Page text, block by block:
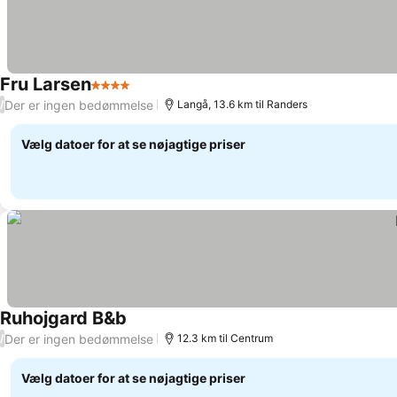
Fru Larsen4 Stjerner
/Der er ingen bedømmelse Langå, 13.6 km til Randers
Vælg datoer for at se nøjagtige priser
Ruhojgard B&b
/Der er ingen bedømmelse 12.3 km til Centrum
Vælg datoer for at se nøjagtige priser